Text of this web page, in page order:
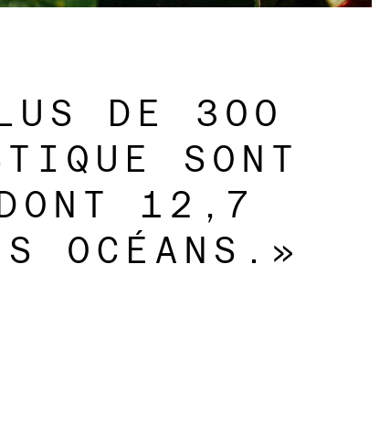
DE 300
SONT
12,7
OCÉANS.»